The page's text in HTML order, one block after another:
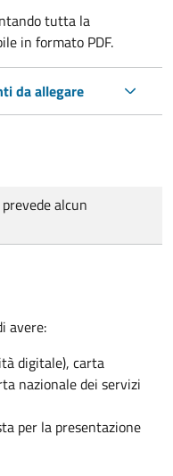
tutta la
in formato PDF.
da allegare
alcun
avere:
digitale), carta
nazionale dei servizi
per la presentazione